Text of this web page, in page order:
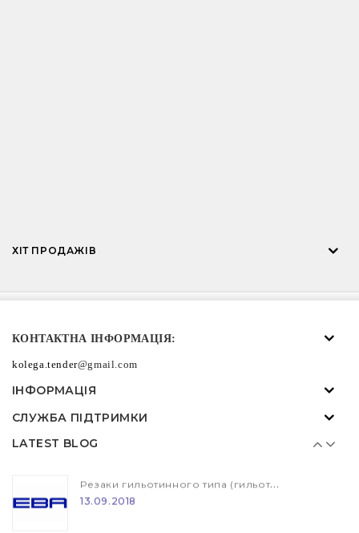
ХІТ ПРОДАЖІВ
КОНТАКТНА ІНФОРМАЦІЯ:
kolega.tender@gmail.com
ІНФОРМАЦІЯ
СЛУЖБА ПІДТРИМКИ
LATEST BLOG
13.09.2018
13.09.2018
13.09.2018